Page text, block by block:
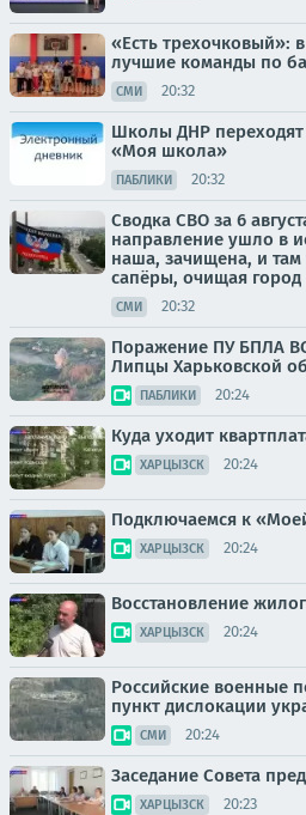
«Есть трехочковый»:
лучшие команды по
СМИ 20:32
Школы ДНР
«Моя школа»
ПАБЛИКИ 20:32
Сводка СВО за 6
направление ушло в
наша, зачищена, и
сапёры, очищая город
СМИ 20:32
Поражение ПУ БПЛА
Липцы Харьковской
ПАБЛИКИ 20:24
Куда уходит
ХАРЦЫЗСК 20:24
Подключаемся к
ХАРЦЫЗСК 20:24
Восстановление
ХАРЦЫЗСК 20:24
Российские военные
пункт дислокации
СМИ 20:24
Заседание Совета
ХАРЦЫЗСК 20:23